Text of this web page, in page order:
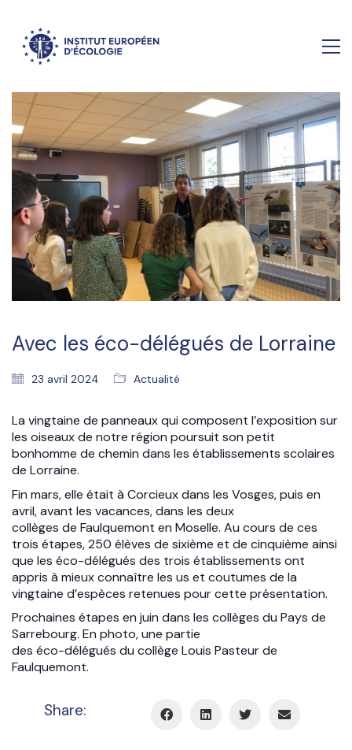
Avec les éco-délégués de Lorraine
23 avril 2024 Actualité
La vingtaine de panneaux qui composent l’exposition sur
les oiseaux de notre région poursuit son petit
bonhomme de chemin dans les établissements scolaires
de Lorraine.
Fin mars, elle était à Corcieux dans les Vosges, puis en
avril, avant les vacances, dans les deux
collèges de Faulquemont en Moselle. Au cours de ces
trois étapes, 250 élèves de sixième et de cinquième ainsi
que les éco-délégués des trois établissements ont
appris à mieux connaître les us et coutumes de la
vingtaine d’espèces retenues pour cette présentation.
Prochaines étapes en juin dans les collèges du Pays de
Sarrebourg. En photo, une partie
des éco-délégués du collège Louis Pasteur de
Faulquemont.
Share: